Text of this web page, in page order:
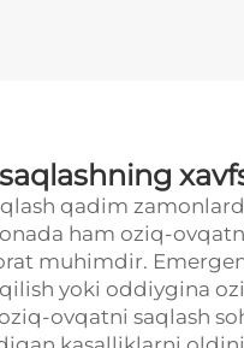
qadim
ham oziq-
muhimdir.
yoki oddiygina
ovqatni saqlash